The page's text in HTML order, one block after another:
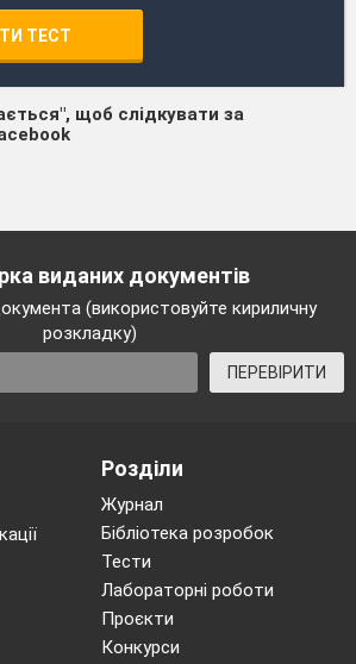
ТЕСТ
щоб слідкувати за
виданих документів
(використовуйте кириличну
розкладку)
ПЕРЕВІРИТИ
Розділи
Журнал
Бібліотека розробок
Тести
Лабораторні роботи
Проєкти
Конкурси